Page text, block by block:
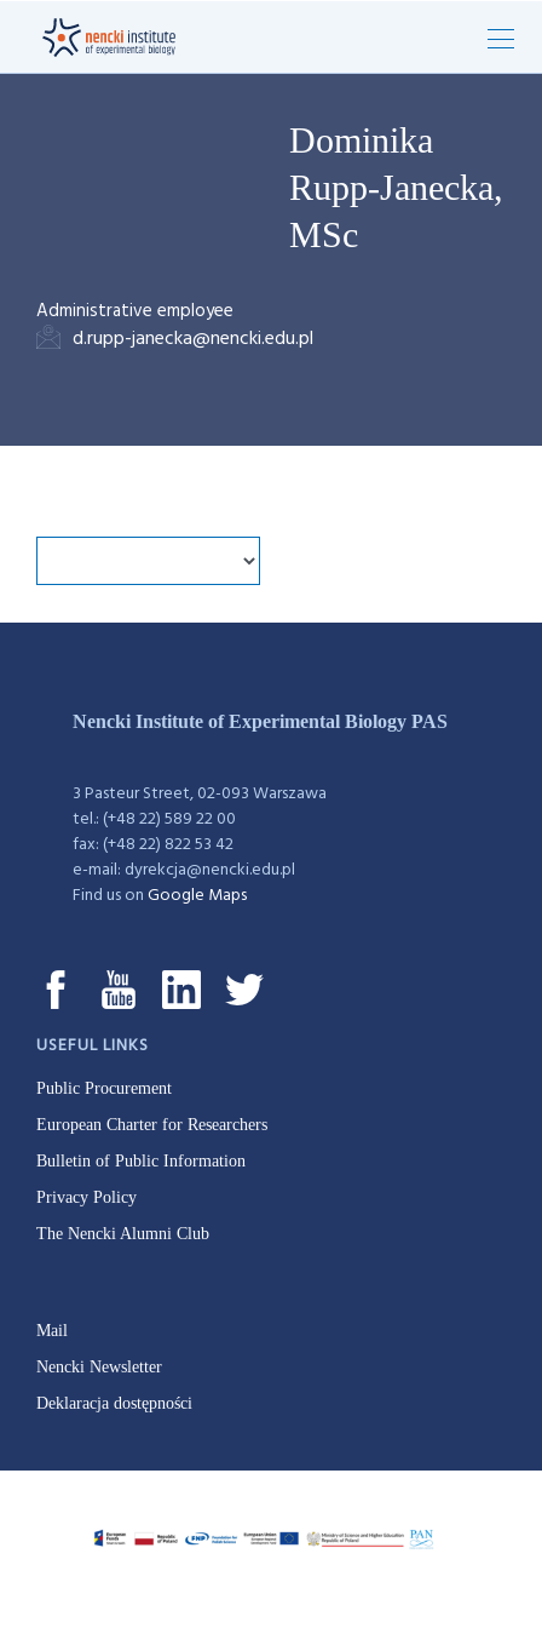
Dominika
Rupp-Janecka,
MSc
Administrative employee
d.rupp-janecka@nencki.edu.pl
Nencki Institute of Experimental Biology PAS
3 Pasteur Street, 02-093 Warszawa
tel.: (+48 22) 589 22 00
fax: (+48 22) 822 53 42
e-mail: dyrekcja@nencki.edu.pl
Find us onGoogle Maps
USEFUL LINKS
Public Procurement
European Charter for Researchers
Bulletin of Public Information
Privacy Policy
The Nencki Alumni Club
Mail
Nencki Newsletter
Deklaracja dostępności